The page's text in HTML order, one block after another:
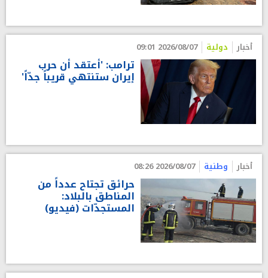
أخبار دولية 2026/08/07 09:01
ترامب: 'أعتقد أن حرب
إيران ستنتهي قريباً جدّاً'
أخبار وطنية 2026/08/07 08:26
حرائق تجتاح عدداً من
المناطق بالبلاد:
المستجدّات (فيديو)